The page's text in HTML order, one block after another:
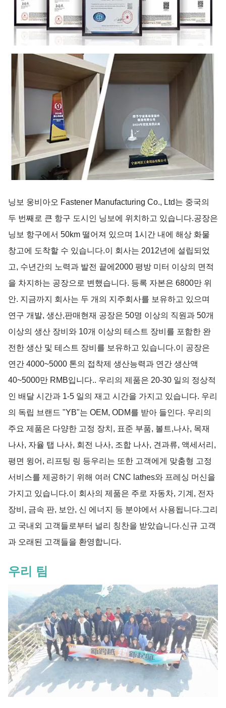
닝보 웅비아오 Fastener Manufacturing Co., Ltd는 중국의
두 번째로 큰 항구 도시인 닝보에 위치하고 있습니다.공장은
닝보 항구에서 50km 떨어져 있으며 1시간 내에 해상 화물
창고에 도착할 수 있습니다.이 회사는 2012년에 설립되었
고, 수년간의 노력과 발전 끝에2000 평방 미터 이상의 면적
을 차지하는 공장으로 변했습니다. 등록 자본은 6800만 위
안. 지금까지 회사는 두 개의 지주회사를 보유하고 있으며
연구 개발, 생산,판매현재 공장은 50명 이상의 직원과 50개
이상의 생산 장비와 10개 이상의 테스트 장비를 포함한 완
전한 생산 및 테스트 장비를 보유하고 있습니다.이 공장은
연간 4000~5000 톤의 접착제 생산능력과 연간 생산액
40~5000만 RMB입니다.. 우리의 제품은 20-30 일의 정상적
인 배달 시간과 1-5 일의 재고 시간을 가지고 있습니다. 우리
의 독립 브랜드 "YB"는 OEM, ODM를 받아 들인다. 우리의
주요 제품은 다양한 고정 장치, 표준 부품, 볼트,나사, 목재
나사, 자율 탭 나사, 회전 나사, 조합 나사, 견과류, 액세서리,
평면 윙어, 리프팅 링 등우리는 또한 고객에게 맞춤형 고정
서비스를 제공하기 위해 여러 CNC lathes와 프레싱 머신을
가지고 있습니다.이 회사의 제품은 주로 자동차, 기계, 전자
장비, 금속 판, 보안, 신 에너지 등 분야에서 사용됩니다.그리
고 국내외 고객들로부터 널리 칭찬을 받았습니다.신규 고객
과 오래된 고객들을 환영합니다.
우리 팀